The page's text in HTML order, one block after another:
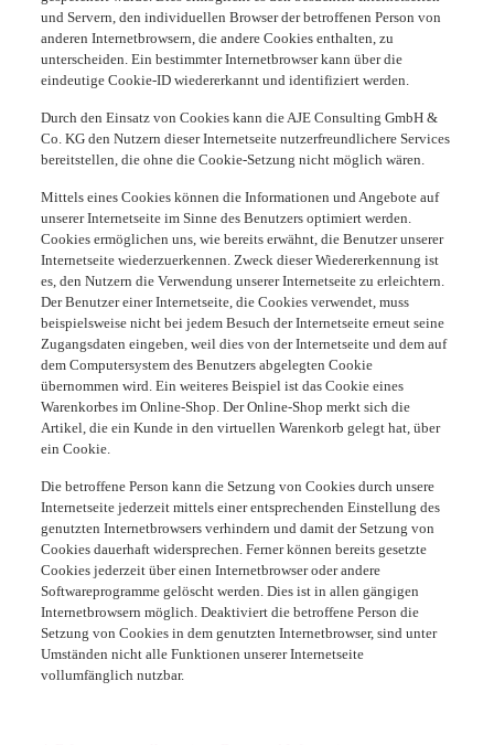
und Servern, den individuellen Browser der betroffenen Person von
anderen Internetbrowsern, die andere Cookies enthalten, zu
unterscheiden. Ein bestimmter Internetbrowser kann über die
eindeutige Cookie-ID wiedererkannt und identifiziert werden.
Durch den Einsatz von Cookies kann die AJE Consulting GmbH &
Co. KG den Nutzern dieser Internetseite nutzerfreundlichere Services
bereitstellen, die ohne die Cookie-Setzung nicht möglich wären.
Mittels eines Cookies können die Informationen und Angebote auf
unserer Internetseite im Sinne des Benutzers optimiert werden.
Cookies ermöglichen uns, wie bereits erwähnt, die Benutzer unserer
Internetseite wiederzuerkennen. Zweck dieser Wiedererkennung ist
es, den Nutzern die Verwendung unserer Internetseite zu erleichtern.
Der Benutzer einer Internetseite, die Cookies verwendet, muss
beispielsweise nicht bei jedem Besuch der Internetseite erneut seine
Zugangsdaten eingeben, weil dies von der Internetseite und dem auf
dem Computersystem des Benutzers abgelegten Cookie
übernommen wird. Ein weiteres Beispiel ist das Cookie eines
Warenkorbes im Online-Shop. Der Online-Shop merkt sich die
Artikel, die ein Kunde in den virtuellen Warenkorb gelegt hat, über
ein Cookie.
Die betroffene Person kann die Setzung von Cookies durch unsere
Internetseite jederzeit mittels einer entsprechenden Einstellung des
genutzten Internetbrowsers verhindern und damit der Setzung von
Cookies dauerhaft widersprechen. Ferner können bereits gesetzte
Cookies jederzeit über einen Internetbrowser oder andere
Softwareprogramme gelöscht werden. Dies ist in allen gängigen
Internetbrowsern möglich. Deaktiviert die betroffene Person die
Setzung von Cookies in dem genutzten Internetbrowser, sind unter
Umständen nicht alle Funktionen unserer Internetseite
vollumfänglich nutzbar.